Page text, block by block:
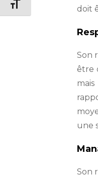
Changer la taille de la
doit
Son
être
une
Son